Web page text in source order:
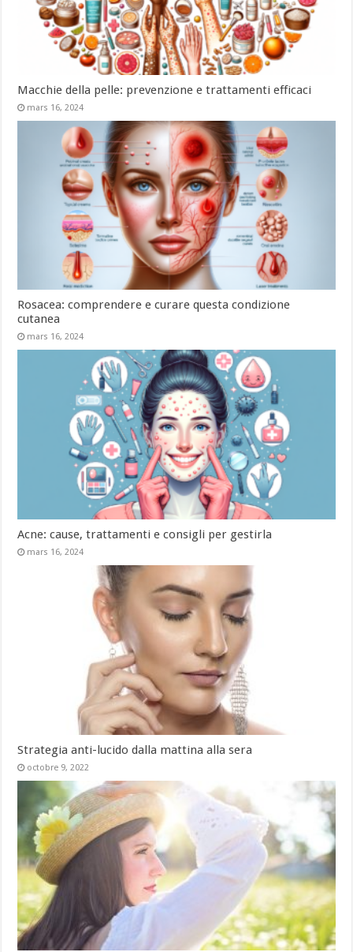
Macchie della pelle: prevenzione e trattamenti efficaci
mars 16, 2024
Rosacea: comprendere e curare questa condizione
cutanea
mars 16, 2024
Acne: cause, trattamenti e consigli per gestirla
mars 16, 2024
Strategia anti-lucido dalla mattina alla sera
octobre 9, 2022